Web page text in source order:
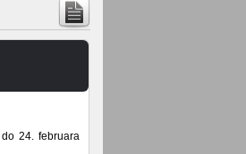
24. februara